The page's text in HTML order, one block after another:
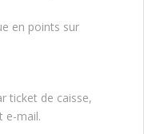
en points sur
ticket de caisse,
e-mail.